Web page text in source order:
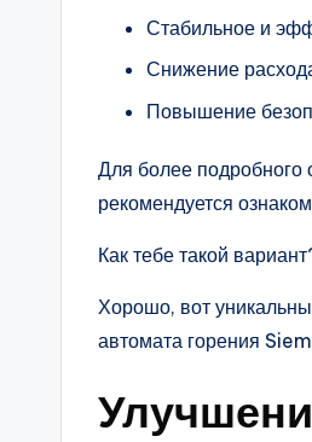
Стабильное и
Снижение
Повышение
Для более подробного
рекомендуется
Как тебе такой
Хорошо, вот
автомата горения